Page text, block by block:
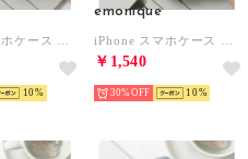
10
emonique
￥1,540
30% 10